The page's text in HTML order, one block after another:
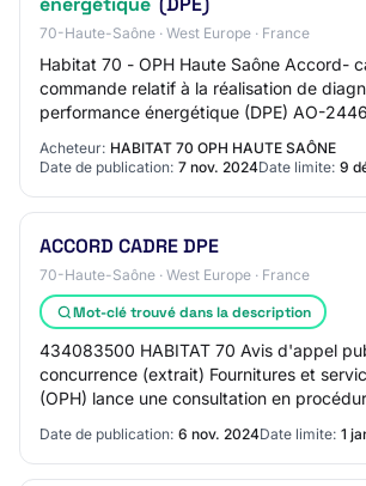
70-Haute-Saône · West Europe · France
Habitat 70 - OPH Haute Saône Accord-
commande relatif à la réalisation de
performance énergétique (DPE) AO-
DE LA HAUTE SAONE Etudes, Maîtrise
Acheteur: HABITAT 70 OPH HAUTE SAÔNE
Date de publication: 7 nov. 2024Date limite: 9
ACCORD CADRE DPE
70-Haute-Saône · West Europe · France
Mot-clé trouvé dans la description
434083500 HABITAT 70 Avis d'appel
concurrence (extrait) Fournitures et
(OPH) lance une consultation en
Date de publication: 6 nov. 2024Date limite: 1